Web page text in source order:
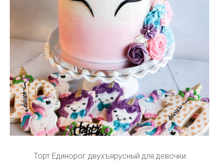
Торт Единорог двухъярусный для девочки